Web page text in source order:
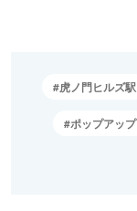
虎ノ門ヒルズ駅
ポップアップ